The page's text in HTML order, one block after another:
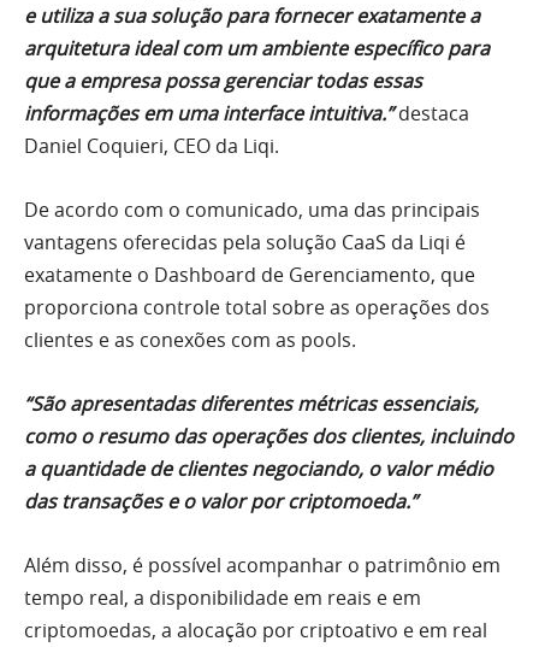
e utiliza a sua solução para fornecer exatamente a
arquitetura ideal com um ambiente específico para
que a empresa possa gerenciar todas essas
informações em uma interface intuitiva.”destaca
Daniel Coquieri, CEO da Liqi.
De acordo com o comunicado, uma das principais
vantagens oferecidas pela solução CaaS da Liqi é
exatamente o Dashboard de Gerenciamento, que
proporciona controle total sobre as operações dos
clientes e as conexões com as pools.
“São apresentadas diferentes métricas essenciais,
como o resumo das operações dos clientes, incluindo
a quantidade de clientes negociando, o valor médio
das transações e o valor por criptomoeda.”
Além disso, é possível acompanhar o patrimônio em
tempo real, a disponibilidade em reais e em
criptomoedas, a alocação por criptoativo e em real